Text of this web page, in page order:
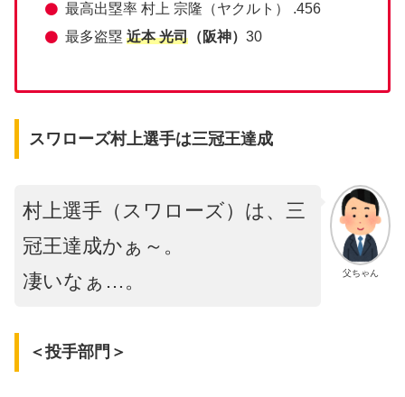
最高出塁率 村上 宗隆（ヤクルト） .456
最多盗塁近本 光司 （阪神）30
スワローズ村上選手は三冠王達成
父ちゃん
村上選手（スワローズ）は、三
冠王達成かぁ～。
凄いなぁ…。
＜投手部門＞